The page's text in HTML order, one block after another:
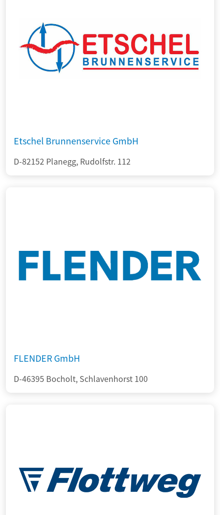
Etschel Brunnenservice GmbH
D-82152 Planegg, Rudolfstr. 112
FLENDER GmbH
D-46395 Bocholt, Schlavenhorst 100